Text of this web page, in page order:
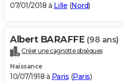
07/01/2018 à Lille (Nord)
Albert BARAFFE (98 ans)
Créer une cagnotte obsèques
Naissance
10/07/1918 à Paris (Paris)